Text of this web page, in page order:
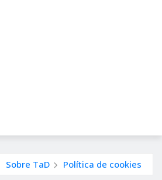
Sobre TaD Política de cookies